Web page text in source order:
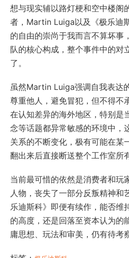
想与现实辅以路灯梗和空中楼阁
者，Martin Luiga以及《极乐迪
的自由的崇尚于我而言不算坏事
队的核心构成，整个事件中的对
了。
虽然Martin Luiga强调自我表达
尊重他人，避免冒犯，但不得不
在认知差异的海外地区，特别是
念等话题都异常敏感的环境中，
关系的不断变化，极有可能在某
翻出来后直接断送整个工作室所
当前最可惜的依然是消费者和玩
人物，丧失了一部分反叛精神和
乐迪斯科》即便有续作，能否维
的高度，还是回落至资本认为的
庸思想、玩法和审美，仍有待考